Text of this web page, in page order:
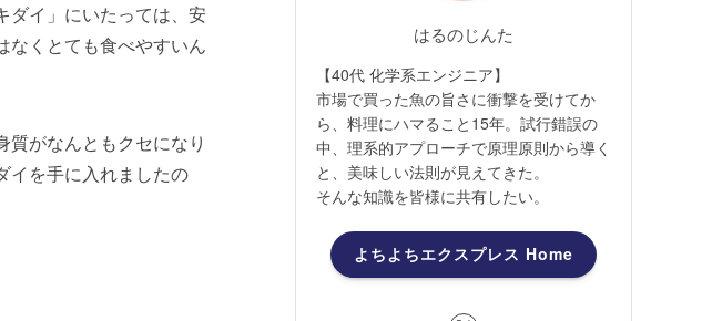
ダイ」にいたっては、安
なくとても食べやすいん
がなんともクセになり
イを手に入れましたの
はるのじんた
【40代 化学系エンジニア】
市場で買った魚の旨さに衝撃を受けてか
ら、料理にハマること15年。試行錯誤の
中、理系的アプローチで原理原則から導く
と、美味しい法則が見えてきた。
そんな知識を皆様に共有したい。
よちよちエクスプレス Home